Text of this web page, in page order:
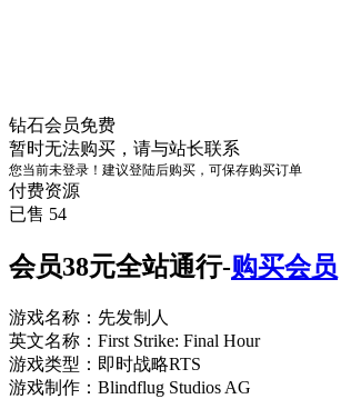
钻石会员免费
暂时无法购买，请与站长联系
您当前未登录！建议登陆后购买，可保存购买订单
付费资源
已售 54
会员38元全站通行-购买会员
游戏名称：先发制人
英文名称：First Strike: Final Hour
游戏类型：即时战略RTS
游戏制作：Blindflug Studios AG